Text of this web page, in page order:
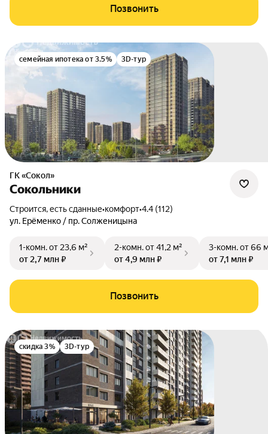
Позвонить
семейная ипотека от 3.5% 3D-тур
ГК «Сокол»
Сокольники
Строится, есть сданные•комфорт•4.4 (112)
ул. Ерёменко / пр. Солженицына
1-комн.от 23,6 м²
от 2,7 млн ₽
2-комн.от 41,2 м²
от 4,9 млн ₽
3-комн.от 66
от 7,1 млн ₽
Позвонить
скидка 3% 3D-тур